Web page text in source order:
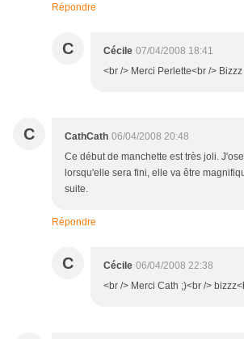
Répondre
C Cécile 07/04/2008 18:41
<br /> Merci Perlette<br />
C CathCath 06/04/2008 20:48
Ce début de manchette est très joli.
lorsqu'elle sera fini, elle va être
suite.
Répondre
C Cécile 06/04/2008 22:38
<br /> Merci Cath ;)<br />